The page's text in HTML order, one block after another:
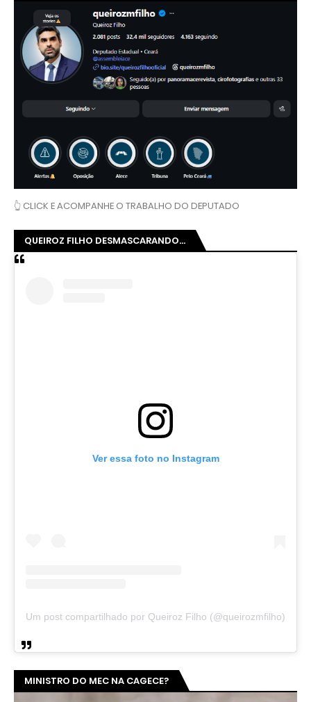
👆 CLICK E ACOMPANHE O TRABALHO DO DEPUTADO
QUEIROZ FILHO DESMASCARANDO...
Ver essa foto no Instagram
Um post compartilhado por Queiroz Filho (@queirozmfilho)
MINISTRO DO MEC NA CAGECE?